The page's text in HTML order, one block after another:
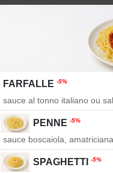
FARFALLE -5%
sauce al tonno italiano ou
PENNE -5%
sauce boscaiola,
SPAGHETTI -5%